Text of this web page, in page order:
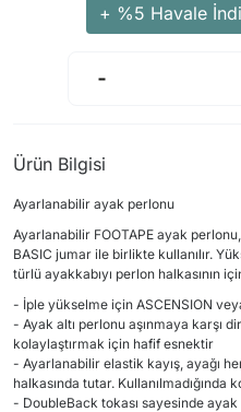
+ %5 Havale
Ürün Bilgisi
Ayarlanabilir ayak perlonu
Ayarlanabilir FOOTAPE ayak
BASIC jumar ile birlikte kullanılır.
türlü ayakkabıyı perlon halkasının
- İple yükselme için ASCENSION
- Ayak altı perlonu aşınmaya karşı
kolaylaştırmak için hafif esnektir
- Ayarlanabilir elastik kayış, ayağı
halkasında tutar. Kullanılmadığında
- DoubleBack tokası sayesinde ayak